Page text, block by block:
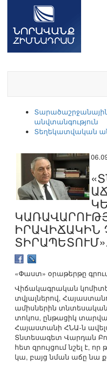
անվտանգություն
Տեղեկատվական
ԻՐԱՎԻՃԱԿԻՆ
«Փաստ» օրաթերթը
Վիճակագրական
տվյալներով,
ամիսներին տնտեսական
տոկոս, ընթացիկ
Հայաստանի ՀՆԱ-ն
Տնտեսագետ Վարդան
հետ զրույցում նշել է,
կա, բայց նման աճը նա